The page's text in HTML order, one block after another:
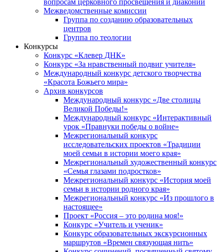
вопросам церковного просвещения и диаконии
Межведомственные комиссии
Группа по созданию образовательных
центров
Группа по теологии
Конкурсы
Конкурс «Клевер ДНК»
Конкурс «За нравственный подвиг учителя»
Международный конкурс детского творчества
«Красота Божьего мира»
Архив конкурсов
Международный конкурс «Две столицы
Великой Победы!»
Международный конкурс «Интерактивный
урок «Правнуки победы о войне»
Межрегиональный конкурс
исследовательских проектов «Традиции
моей семьи в истории моего края»
Межрегиональный художественный конкурс
«Семья глазами подростков»
Межрегиональный конкурс «История моей
семьи в истории родного края»
Межрегиональный конкурс «Из прошлого в
настоящее»
Проект «Россия – это родина моя!»
Конкурс «Учитель и ученик»
Конкурс образовательных экскурсионных
маршрутов «Времен связующая нить»